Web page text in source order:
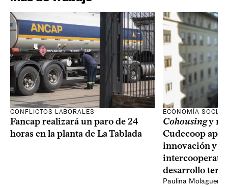
CONFLICTOS LABORALES
Fancap realizará un paro de 24
horas en la planta de La Tablada
ECONOMÍA SOCIAL
Cohousingy
Cudecoop
innovación y el
desarrollo
Paulina Molaguero